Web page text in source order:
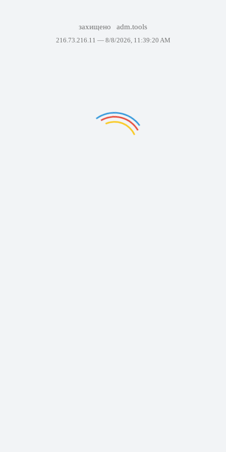
захищено adm.tools
216.73.216.11 — 8/8/2026, 11:39:20 AM